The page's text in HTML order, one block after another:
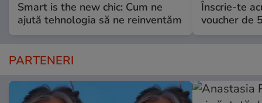
Smart is the new chic: Cum ne
ajută tehnologia să ne reinventăm
Înscrie-te
voucher de
PARTENERI